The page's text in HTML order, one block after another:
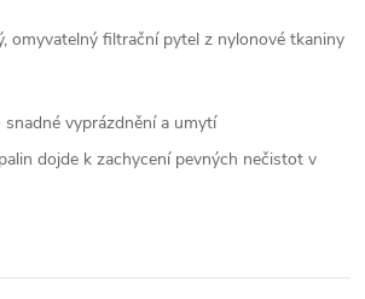
omyvatelný filtrační pytel z nylonové tkaniny
vyprázdnění a umytí
dojde k zachycení pevných nečistot v